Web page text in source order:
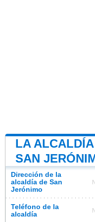
LA
SAN
Dirección de la
alcaldía de San
Jerónimo
Teléfono de la
alcaldía